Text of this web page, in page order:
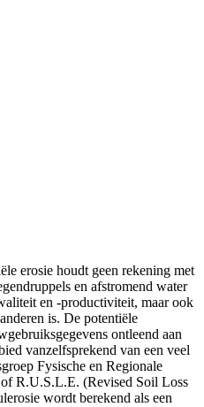
erosie houdt geen rekening met
en afstromend water
en -productiviteit, maar ook
is. De potentiële
ontleend aan
vanzelfsprekend van een veel
Fysische en Regionale
R.U.S.L.E. (Revised Soil Loss
wordt berekend als een